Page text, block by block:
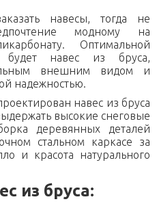
навесы, тогда не
модному на
Оптимальной
будет навес из бруса,
внешним видом и
надежностью.
навес из бруса
высокие снеговые
деревянных деталей
стальном каркасе за
и красота натурального
из бруса: